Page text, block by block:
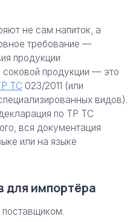
не сам напиток, а
требование —
продукции
продукции — это
ТС 023/2011 (или
видов).
по ТР ТС
вся документация
или на языке
для импортёра